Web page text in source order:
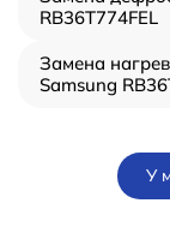
RB36T774FEL
Замена
Samsung
У